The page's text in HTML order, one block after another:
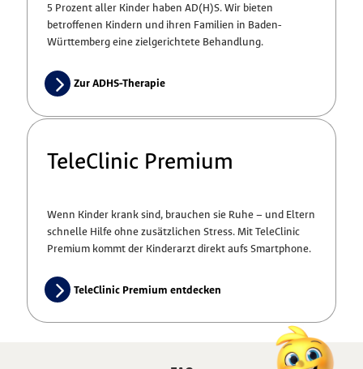
5 Prozent aller Kinder haben AD(H)S. Wir bieten
betroffenen Kindern und ihren Familien in Baden-
Württemberg eine zielgerichtete Behandlung.
Zur ADHS-Therapie
TeleClinic Premium
Wenn Kinder krank sind, brauchen sie Ruhe – und Eltern
schnelle Hilfe ohne zusätzlichen Stress. Mit TeleClinic
Premium kommt der Kinderarzt direkt aufs Smartphone.
TeleClinic Premium entdecken